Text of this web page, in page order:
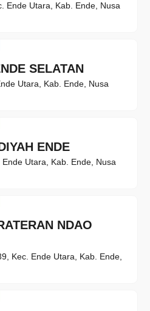
Ende Utara, Kab. Ende, Nusa
SELATAN
Utara, Kab. Ende, Nusa
ENDE
Utara, Kab. Ende, Nusa
NDAO
Kec. Ende Utara, Kab. Ende,